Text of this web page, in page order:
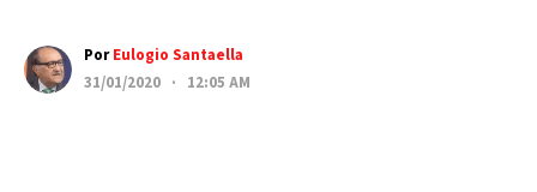
PorEulogio Santaella
31/01/2020 · 12:05 AM